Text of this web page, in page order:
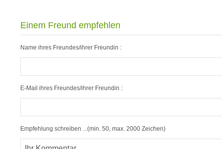
Einem Freund empfehlen
Name ihres Freundes/ihrer Freundin :
E-Mail ihres Freundes/ihrer Freundin :
Empfehlung schreiben ...(min. 50, max. 2000 Zeichen)